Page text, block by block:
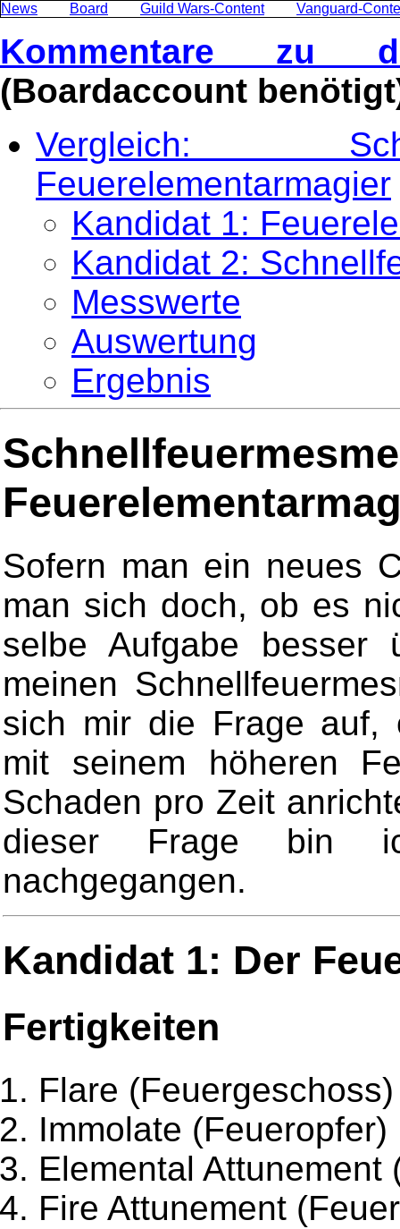
News Board Guild Wars-Content Vanguard-
Kommentare zu
(Boardaccount
Vergleich:
Feuerelementarmagier
Kandidat 1:
Kandidat 2:
Messwerte
Auswertung
Ergebnis
Sofern man ein neues
man sich doch, ob es
selbe Aufgabe besser
meinen
sich mir die Frage auf,
mit seinem höheren
Schaden pro Zeit
dieser Frage bin
nachgegangen.
Kandidat 1: Der
Fertigkeiten
Flare (Feuergeschoss)
Immolate (Feueropfer)
Elemental Attunement
Fire Attunement